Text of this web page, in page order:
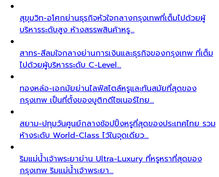
สุขุมวิท-อโศกย่านธุรกิจหัวใจกลางกรุงเทพที่เต็มไปด้วยผู้
บริหารระดับสูง ห้างสรรพสินค้าหรู…
สาทร-สีลมใจกลางย่านการเงินและธุรกิจของกรุงเทพ ที่เต็ม
ไปด้วยผู้บริหารระดับ C-Level…
ทองหล่อ-เอกมัยย่านไลฟ์สไตล์หรูและทันสมัยที่สุดของ
กรุงเทพ เป็นที่ตั้งของบูติกดีไซเนอร์ไทย…
สยาม-ปทุมวันศูนย์กลางช้อปปิ้งหรูที่สุดของประเทศไทย รวม
ห้างระดับ World-Class ไว้ในจุดเดียว…
ริมแม่น้ำเจ้าพระยาย่าน Ultra-Luxury ที่หรูหราที่สุดของ
กรุงเทพ ริมแม่น้ำเจ้าพระยา…